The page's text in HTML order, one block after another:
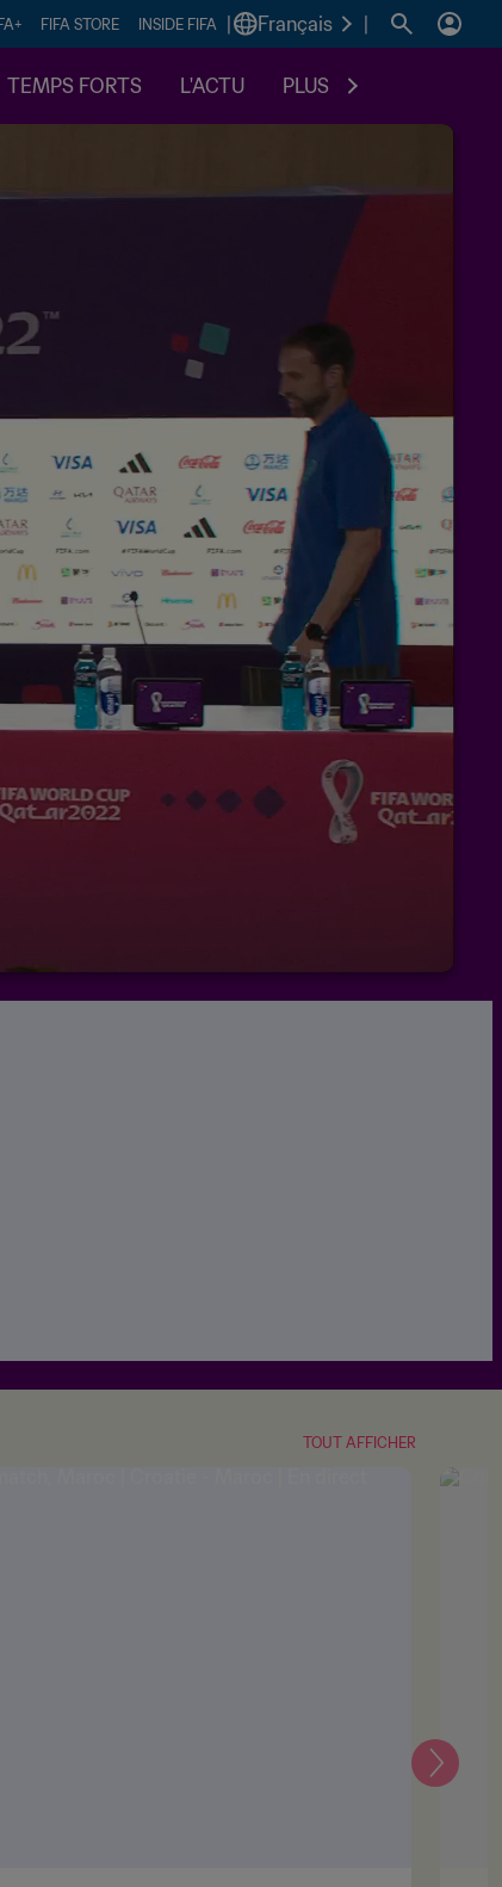
FIFA STORE INSIDE FIFA Français
TEMPS FORTS L'ACTU PLUS
TOUT AFFICHER
Suivant